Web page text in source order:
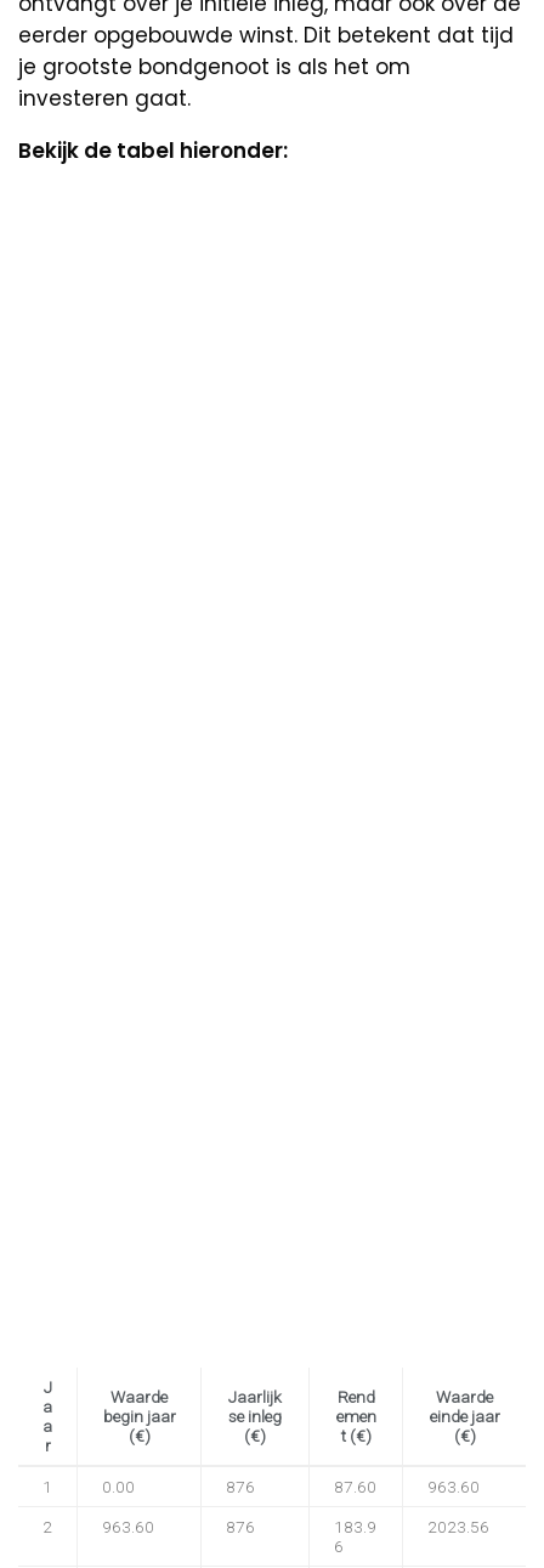
eerder opgebouwde winst. Dit betekent dat tijd
je grootste bondgenoot is als het om
investeren gaat.
Bekijk de tabel hieronder:
J
a
a
r
Waarde
begin jaar
(€)
Jaarlijk
se inleg
(€)
Rend
emen
t (€)
Waarde
einde jaar
(€)
1 0.00 876 87.60 963.60
2 963.60 876
183.9
6
2023.56